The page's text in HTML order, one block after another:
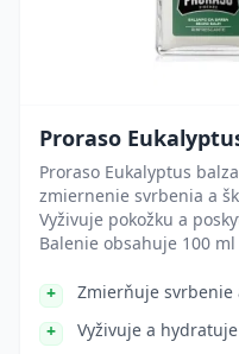
Proraso
Proraso Eukalyptus
zmiernenie svrbenia a
Vyživuje pokožku a
Balenie obsahuje 100
Zmierňuje svrbenie
Vyživuje a